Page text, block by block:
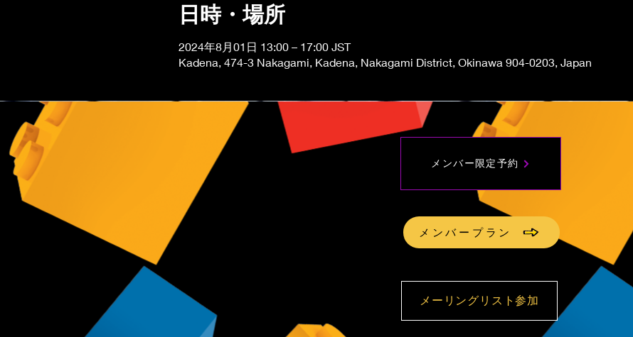
日時・場所
2024年8月01日 13:00 – 17:00 JST
Kadena, 474-3 Nakagami, Kadena, Nakagami District, Okinawa 904-0203, Japan
メンバー限定予約
メンバープラン
メーリングリスト参加